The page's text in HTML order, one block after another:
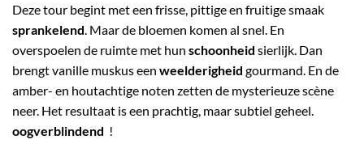
Deze tour begint met een frisse, pittige en fruitige smaak
sprankelend . Maar de bloemen komen al snel. En
overspoelen de ruimte met hun schoonheid sierlijk. Dan
brengt vanille muskus een weelderigheid gourmand. En de
amber- en houtachtige noten zetten de mysterieuze scène
neer. Het resultaat is een prachtig, maar subtiel geheel.
oogverblindend !